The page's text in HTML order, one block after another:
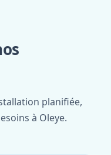
planifiée,
à Oleye.